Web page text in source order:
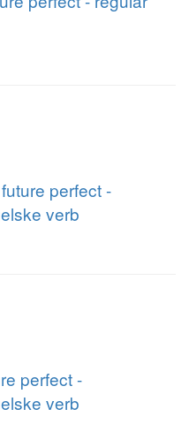
perfect -
verb
perfect -
verb